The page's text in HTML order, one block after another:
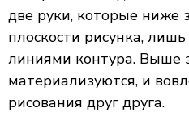
две руки, которые ниже
плоскости рисунка,
линиями контура. Выше
материализуются, и
рисования друг друга.